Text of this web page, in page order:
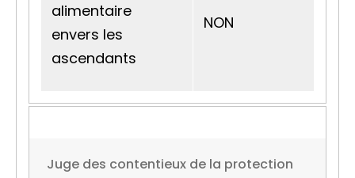
alimentaire
envers les
ascendants
NON
Juge des contentieux de la protection